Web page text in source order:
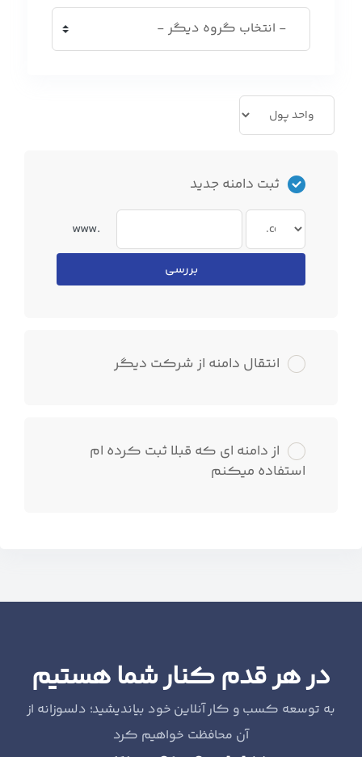
ثبت دامنه جدید
www.
بررسی
انتقال دامنه از شرکت دیگر
از دامنه ای که قبلا ثبت کرده ام
استفاده میکنم
در هر قدم کنار شما هستیم
به توسعه کسب و کار آنلاین خود بیاندیشید؛ دلسوزانه از
آن محافظت خواهیم کرد